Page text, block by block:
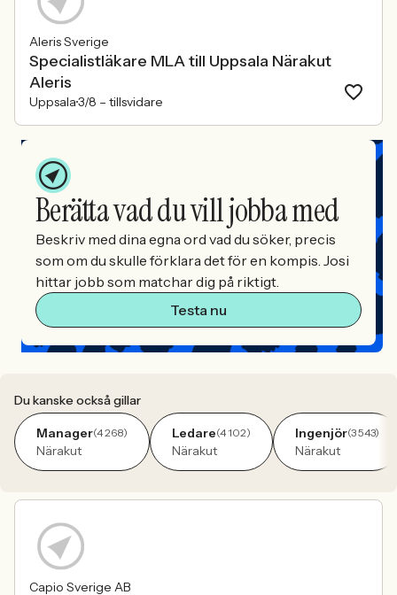
Aleris Sverige
Specialistläkare MLA till Uppsala Närakut
Aleris
Uppsala3/8 – tillsvidare
Berätta vad du vill jobba med
Beskriv med dina egna ord vad du söker, precis
som om du skulle förklara det för en kompis. Josi
hittar jobb som matchar dig på riktigt.
Testa nu
Du kanske också gillar
Manager(4 268)
Närakut
Ledare(4 102)
Närakut
Ingenjör(3 543)
Närakut
Capio Sverige AB